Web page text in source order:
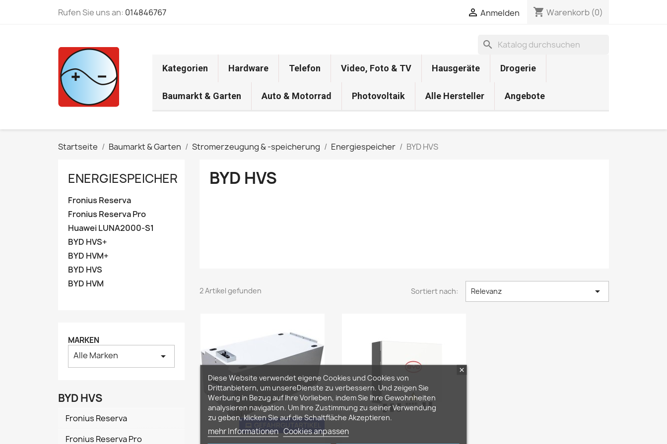
Rufen Sie uns an: 014846767  Anmelden shopping_cart Warenkorb (0)
search
Kategorien Hardware Telefon Video, Foto & TV Hausgeräte Drogerie
Baumarkt & Garten Auto & Motorrad Photovoltaik Alle Hersteller Angebote
Startseite Baumarkt & Garten Stromerzeugung & -speicherung Energiespeicher BYD HVS
ENERGIESPEICHER
Fronius Reserva
Fronius Reserva Pro
Huawei LUNA2000-S1
BYD HVS+
BYD HVM+
BYD HVS
BYD HVM
MARKEN
Alle Marken arrow_drop_down
BYD HVS
Fronius Reserva
Fronius Reserva Pro
BYD HVS
2 Artikel gefunden Sortiert nach: Relevanz 
Diese Website verwendet eigene Cookies und Cookies von
Drittanbietern, um unsereDienste zu verbessern. Und zeigen Sie
Werbung in Bezug auf Ihre Vorlieben, indem Sie Ihre Gewohnheiten
analysieren navigation. Um Ihre Zustimmung zu seiner Verwendung
zu geben, klicken Sie auf die Schaltfläche Akzeptieren.
mehr Informationen Cookies anpassen